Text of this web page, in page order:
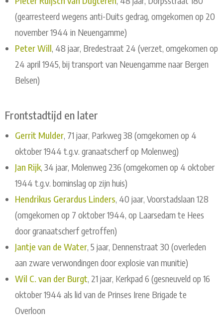
(gearresteerd wegens anti-Duits gedrag, omgekomen op 20
november 1944 in Neuengamme)
Peter Will, 48 jaar, Bredestraat 24 (verzet, omgekomen op
24 april 1945, bij transport van Neuengamme naar Bergen
Belsen)
Frontstadtijd en later
Gerrit Mulder, 71 jaar, Parkweg 38 (omgekomen op 4
oktober 1944 t.g.v. granaatscherf op Molenweg)
Jan Rijk, 34 jaar, Molenweg 236 (omgekomen op 4 oktober
1944 t.g.v. bominslag op zijn huis)
Hendrikus Gerardus Linders, 40 jaar, Voorstadslaan 128
(omgekomen op 7 oktober 1944, op Laarsedam te Hees
door granaatscherf getroffen)
Jantje van de Water, 5 jaar, Dennenstraat 30 (overleden
aan zware verwondingen door explosie van munitie)
Wil C. van der Burgt, 21 jaar, Kerkpad 6 (gesneuveld op 16
oktober 1944 als lid van de Prinses Irene Brigade te
Overloon